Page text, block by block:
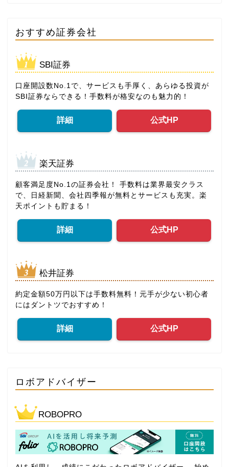
おすすめ証券会社
SBI証券
口座開設数No.1で、サービスも手厚く、あらゆる投資が
SBI証券ならできる！手数料が格安なのも魅力的！
詳細 公式HP
楽天証券
顧客満足度No.1の証券会社！ 手数料は業界最安クラス
で、日経新聞、会社四季報が無料とサービスも充実。楽
天ポイントも貯まる！
詳細 公式HP
松井証券
約定金額50万円以下は手数料無料！元手が少ない初心者
にはダントツでおすすめ！
詳細 公式HP
ロボアドバイザー
ROBOPRO